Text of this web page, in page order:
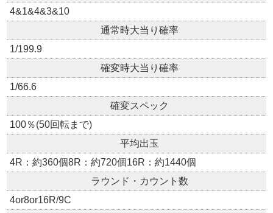
4&1&4&3&10
通常時大当り確率
1/199.9
確変時大当り確率
1/66.6
確変スペック
100％(50回転まで)
平均出玉
4R：約360個8R：約720個16R：約1440個
ラウンド・カウント数
4or8or16R/9C